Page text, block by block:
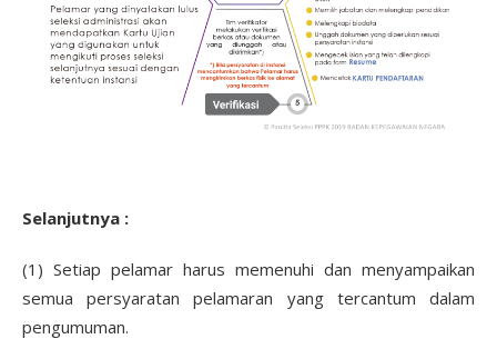
Selanjutnya :
(1) Setiap pelamar harus memenuhi dan menyampaikan
semua persyaratan pelamaran yang tercantum dalam
pengumuman.